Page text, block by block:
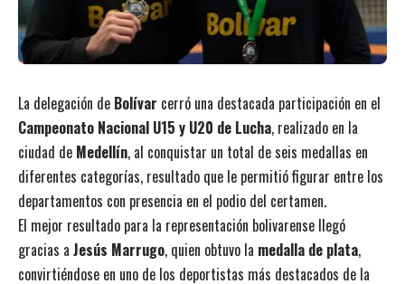
La delegación de Bolívar cerró una destacada participación en el
Campeonato Nacional U15 y U20 de Lucha, realizado en la
ciudad de Medellín, al conquistar un total de seis medallas en
diferentes categorías, resultado que le permitió figurar entre los
departamentos con presencia en el podio del certamen.
El mejor resultado para la representación bolivarense llegó
gracias a Jesús Marrugo, quien obtuvo la medalla de plata,
convirtiéndose en uno de los deportistas más destacados de la